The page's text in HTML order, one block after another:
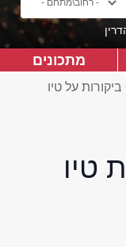
מתכונים
ביקורות על טיו
טיו